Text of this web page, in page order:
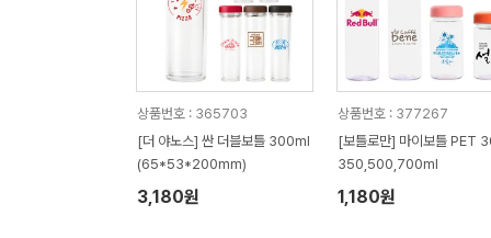
상품번호 : 365703
[더 야노스] 싼 더블보틀 300ml
(65*53*200mm)
3,180원
상품번호 : 377267
[보틀로만] 마이보틀 PET
350,500,700ml
1,180원